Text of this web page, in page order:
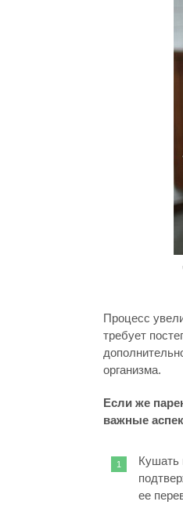
Процесс
требует
организма.
Если же
важные
Кушать
ее